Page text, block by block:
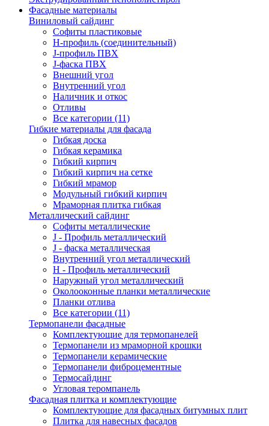
Фасадные материалы
Виниловый сайдинг
Cофиты пластиковые
H-профиль (соединительный)
J-профиль ПВХ
J-фаска ПВХ
Внешний угол
Внутренний угол
Наличник и откос
Отливы
Все категории (11)
Гибкие материалы для фасада
Гибкая доска
Гибкая керамика
Гибкий кирпич
Гибкий кирпич на сетке
Гибкий мрамор
Модульный гибкий кирпич
Мраморная плитка гибкая
Металлический сайдинг
Cофиты металлические
J - Профиль металлический
J - фаска металлическая
Внутренний угол металлический
Н - Профиль металлический
Наружный угол металлический
Околооконные планки металлические
Планки отлива
Все категории (11)
Термопанели фасадные
Комплектующие для термопанелей
Термопанели из мраморной крошки
Термопанели керамические
Термопанели фиброцементные
Термосайдинг
Угловая теромпанель
Фасадная плитка и комплектующие
Комплектующие для фасадных битумных плит
Плитка для навесных фасадов